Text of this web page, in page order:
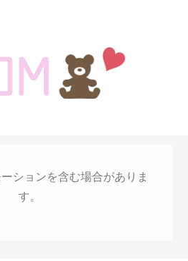
ションを含む場合がありま
す。